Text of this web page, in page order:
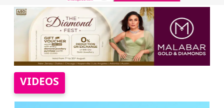
VIDEOS